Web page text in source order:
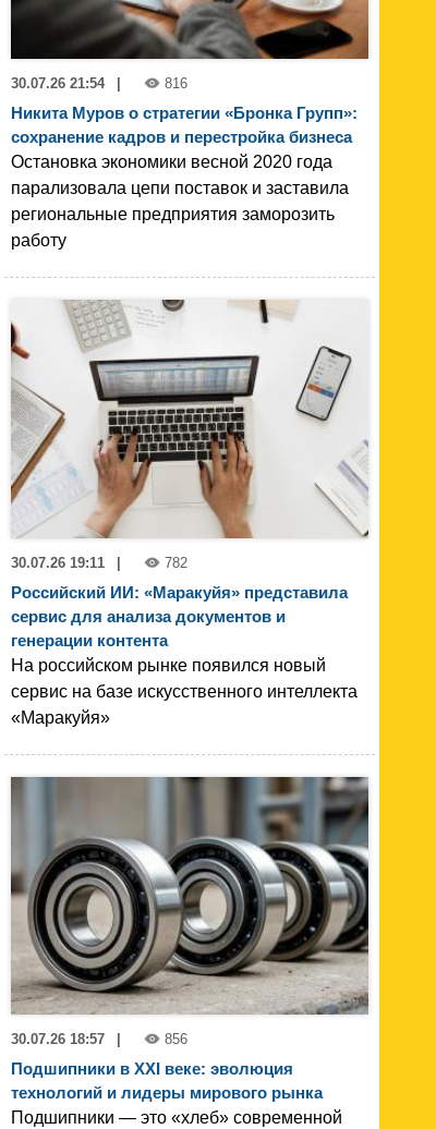
30.07.26 21:54 816
Никита Муров о стратегии «Бронка Групп»:
сохранение кадров и перестройка бизнеса
Остановка экономики весной 2020 года
парализовала цепи поставок и заставила
региональные предприятия заморозить
работу
30.07.26 19:11 | 782
Российский ИИ: «Маракуйя» представила
сервис для анализа документов и
генерации контента
На российском рынке появился новый
сервис на базе искусственного интеллекта
«Маракуйя»
30.07.26 18:57 856
Подшипники в XXI веке: эволюция
технологий и лидеры мирового рынка
Подшипники — это «хлеб» современной